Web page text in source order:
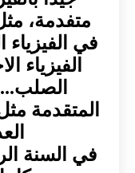
متفدمة،
في الفيزياء
الفيزياء
المتقدمة
في السنة